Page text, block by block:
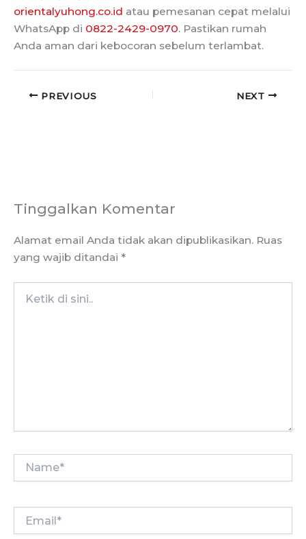
orientalyuhong.co.id atau pemesanan cepat melalui
WhatsApp di 0822-2429-0970. Pastikan rumah
Anda aman dari kebocoran sebelum terlambat.
PREVIOUS NEXT
Tinggalkan Komentar
Alamat email Anda tidak akan dipublikasikan. Ruas
yang wajib ditandai *
Name*